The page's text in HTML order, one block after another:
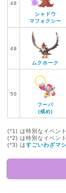
48
シャドウ
マフォクシー
49
ムクホーク
50
フーパ
(戒め)
(*1) は特別なイベン
(*2) は特別なイベン
(*3) はすごいわざマ